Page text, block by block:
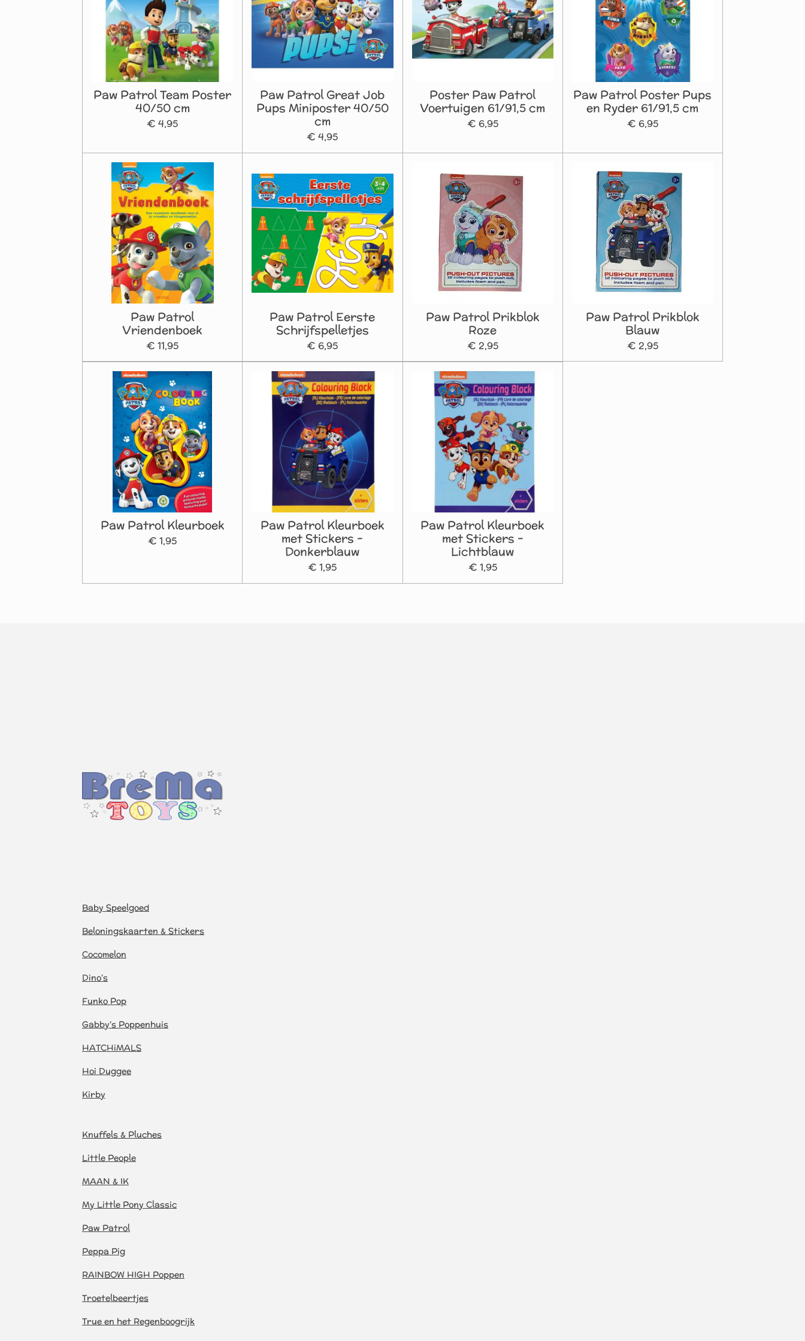
Paw Patrol Team Poster
40/50 cm
€ 4,95
Paw Patrol Great Job
Pups Miniposter 40/50
cm
€ 4,95
Poster Paw Patrol
Voertuigen 61/91,5 cm
€ 6,95
Paw Patrol Poster Pups
en Ryder 61/91,5 cm
€ 6,95
Paw Patrol
Vriendenboek
€ 11,95
Paw Patrol Eerste
Schrijfspelletjes
€ 6,95
Paw Patrol Prikblok
Roze
€ 2,95
Paw Patrol Prikblok
Blauw
€ 2,95
Paw Patrol Kleurboek
€ 1,95
Paw Patrol Kleurboek
met Stickers -
Donkerblauw
€ 1,95
Paw Patrol Kleurboek
met Stickers -
Lichtblauw
€ 1,95
Baby Speelgoed
Beloningskaarten & Stickers
Cocomelon
Dino's
Funko Pop
Gabby's Poppenhuis
HATCHiMALS
Hoi Duggee
Kirby
Knuffels & Pluches
Little People
MAAN & IK
My Little Pony Classic
Paw Patrol
Peppa Pig
RAINBOW HIGH Poppen
Troetelbeertjes
True en het Regenboogrijk